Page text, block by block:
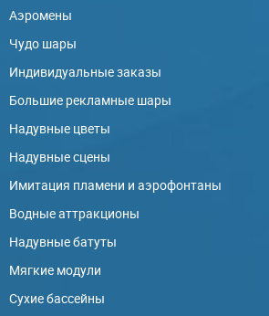
Аэромены
Чудо шары
Индивидуальные заказы
Большие рекламные шары
Надувные цветы
Надувные сцены
Имитация пламени и аэрофонтаны
Водные аттракционы
Надувные батуты
Мягкие модули
Сухие бассейны